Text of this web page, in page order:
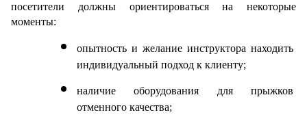
посетители должны ориентироваться на некоторые
моменты:
опытность и желание инструктора находить
индивидуальный подход к клиенту;
наличие оборудования для прыжков
отменного качества;